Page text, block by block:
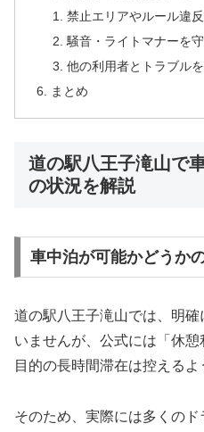
禁止エリアやルール違
騒音・ライトマナーを
他の利用者とトラブル
まとめ
道の駅八王子滝山で
の状況を解説
車中泊が可能かどうか
道の駅八王子滝山では、明
いませんが、公式には「休
目的の長時間滞在は控えるよ
そのため、実際には多くの